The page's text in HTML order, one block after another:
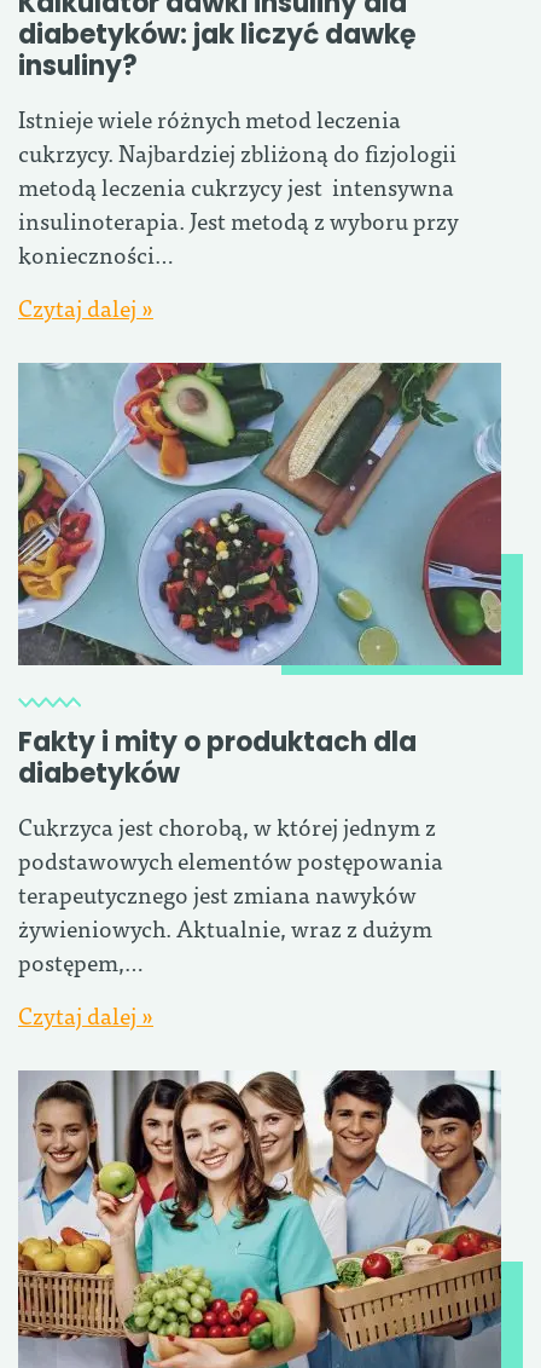
diabetyków: jak liczyć dawkę
insuliny?
Istnieje wiele różnych metod leczenia
cukrzycy. Najbardziej zbliżoną do fizjologii
metodą leczenia cukrzycy jest intensywna
insulinoterapia. Jest metodą z wyboru przy
konieczności…
Czytaj dalej »
Fakty i mity o produktach dla
diabetyków
Cukrzyca jest chorobą, w której jednym z
podstawowych elementów postępowania
terapeutycznego jest zmiana nawyków
żywieniowych. Aktualnie, wraz z dużym
postępem,…
Czytaj dalej »